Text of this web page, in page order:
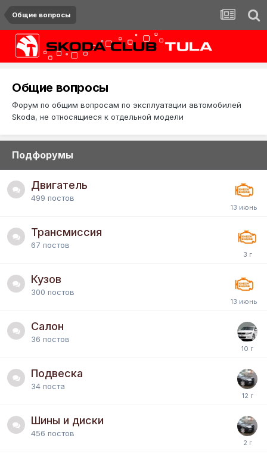
Общие вопросы
Общие вопросы
Форум по общим вопросам по эксплуатации автомобилей
Skoda, не относящиеся к отдельной модели
Подфорумы
Двигатель
499 постов
Трансмиссия
67 постов
Кузов
300 постов
Салон
36 постов
Подвеска
34 поста
Шины и диски
456 постов